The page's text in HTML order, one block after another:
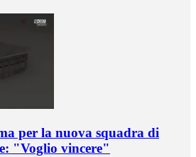
per la nuova squadra di
"Voglio vincere"